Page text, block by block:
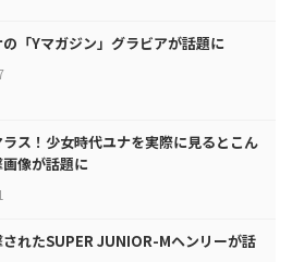
「Yマガジン」グラビアが話題に
ス！少女時代ユナを実際に見るとこん
像が話題に
れたSUPER JUNIOR-Mヘンリーが話